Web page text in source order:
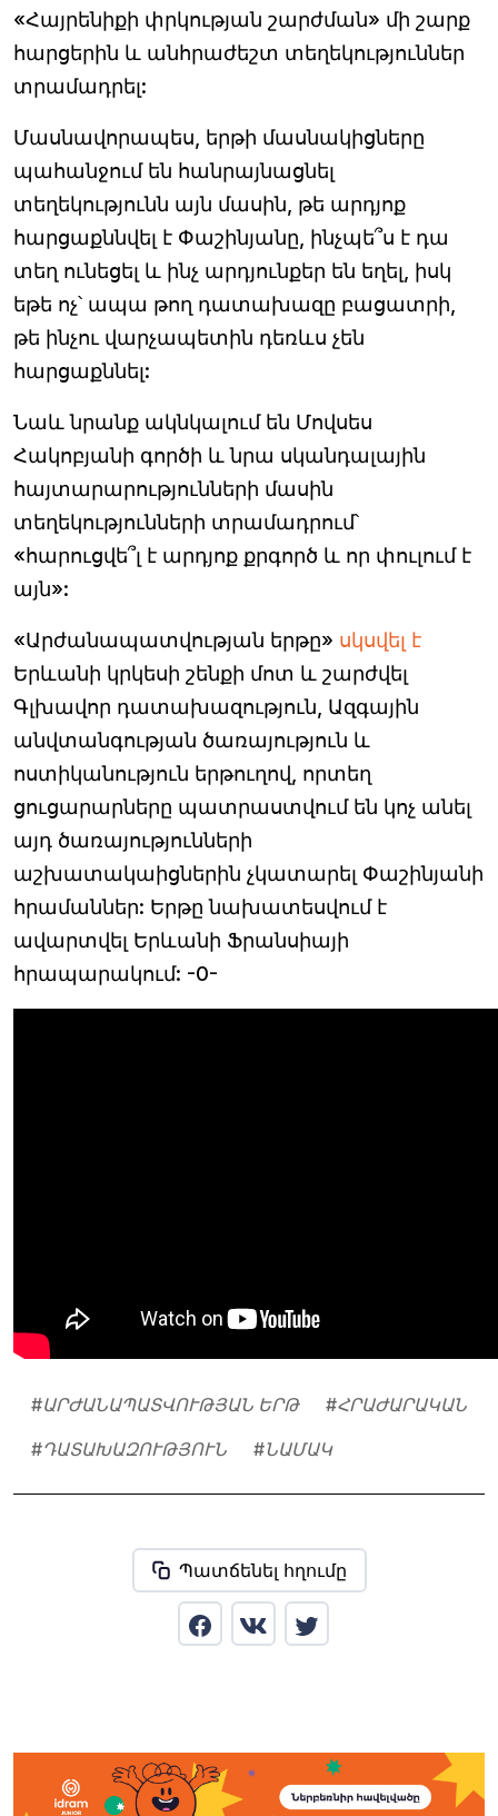
«Հայրենիքի փրկության շարժման» մի շարք
հարցերին և անհրաժեշտ տեղեկություններ
տրամադրել:
Մասնավորապես, երթի մասնակիցները
պահանջում են հանրայնացնել
տեղեկությունն այն մասին, թե արդյոք
հարցաքննվել է Փաշինյանը, ինչպե՞ս է դա
տեղ ունեցել և ինչ արդյունքեր են եղել, իսկ
եթե ոչ՝ ապա թող դատախազը բացատրի,
թե ինչու վարչապետին դեռևս չեն
հարցաքննել:
Նաև նրանք ակնկալում են Մովսես
Հակոբյանի գործի և նրա սկանդալային
հայտարարությունների մասին
տեղեկությունների տրամադրում՝
«հարուցվե՞լ է արդյոք քրգործ և որ փուլում է
այն»:
«Արժանապատվության երթը» սկսվել է
Երևանի կրկեսի շենքի մոտ և շարժվել
Գլխավոր դատախազություն, Ազգային
անվտանգության ծառայություն և
ոստիկանություն երթուղով, որտեղ
ցուցարարները պատրաստվում են կոչ անել
այդ ծառայությունների
աշխատակաիցներին չկատարել Փաշինյանի
հրամաններ: Երթը նախատեսվում է
ավարտվել Երևանի Ֆրանսիայի
հրապարակում: -0-
#ԱՐԺԱՆԱՊԱՏՎՈՒԹՅԱՆ ԵՐԹ #ՀՐԱԺԱՐԱԿԱՆ
#ԴԱՏԱԽԱԶՈՒԹՅՈՒՆ #ՆԱՄԱԿ
Պատճենել հղումը